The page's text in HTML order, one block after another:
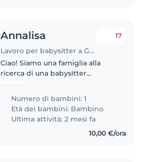
Annalisa
Lavoro per babysitter a Genova
17
Ciao! Siamo una famiglia alla
ricerca di una babysitter
anni e mezzo. La nostra casa
accoglie anche due gatti
amichevoli, quindi è importante
che..
Numero di bambini: 1
Età dei bambini: Bambino
Ultima attività: 2 mesi fa
10,00 €/ora